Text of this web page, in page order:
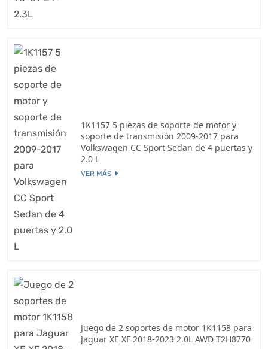
1K1157 5 piezas de soporte de motor y
soporte de transmisión 2009-2017 para
Volkswagen CC Sport Sedan de 4 puertas y
2.0 L
VER MÁS
Juego de 2 soportes de motor 1K1158 para
Jaguar XE XF 2018-2023 2.0L AWD T2H8770